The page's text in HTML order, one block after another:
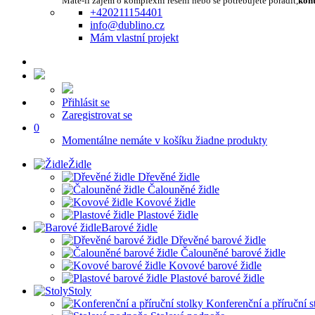
+420211154401
info@dublino.cz
Mám vlastní projekt
Přihlásit se
Zaregistrovat se
0
Momentálne nemáte v košíku žiadne produkty
Židle
Dřevěné židle
Čalouněné židle
Kovové židle
Plastové židle
Barové židle
Dřevěné barové židle
Čalouněné barové židle
Kovové barové židle
Plastové barové židle
Stoly
Konferenční a příruční